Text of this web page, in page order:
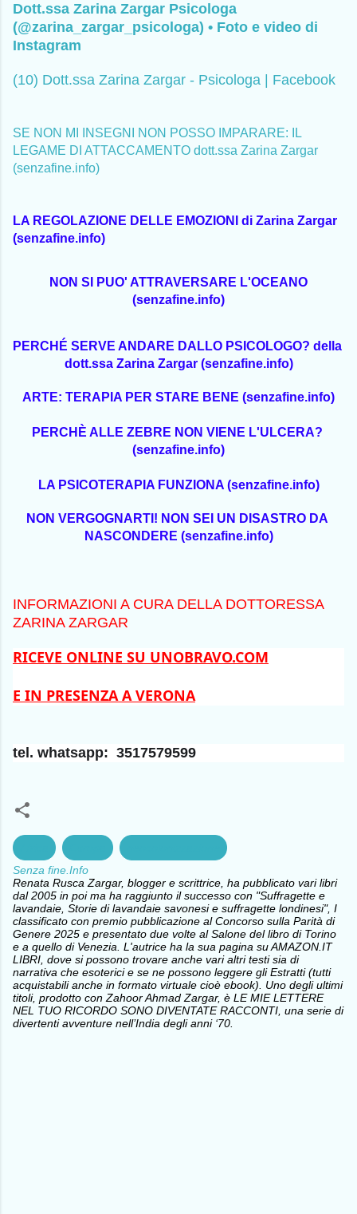
Dott.ssa Zarina Zargar Psicologa
(@zarina_zargar_psicologa) • Foto e video di
Instagram
(10) Dott.ssa Zarina Zargar - Psicologa | Facebook
SE NON MI INSEGNI NON POSSO IMPARARE: IL
LEGAME DI ATTACCAMENTO dott.ssa Zarina Zargar
(senzafine.info)
LA REGOLAZIONE DELLE EMOZIONI di Zarina Zargar
(senzafine.info)
NON SI PUO' ATTRAVERSARE L'OCEANO
(senzafine.info)
PERCHÉ SERVE ANDARE DALLO PSICOLOGO? della
dott.ssa Zarina Zargar (senzafine.info)
ARTE: TERAPIA PER STARE BENE (senzafine.info)
PERCHÈ ALLE ZEBRE NON VIENE L'ULCERA?
(senzafine.info)
LA PSICOTERAPIA FUNZIONA (senzafine.info)
NON VERGOGNARTI! NON SEI UN DISASTRO DA
NASCONDERE (senzafine.info)
INFORMAZIONI A CURA DELLA DOTTORESSA
ZARINA ZARGAR
RICEVE ONLINE SU UNOBRAVO.COM
E IN PRESENZA A VERONA
tel. whatsapp: 3517579599
Senza fine.Info
Renata Rusca Zargar, blogger e scrittrice, ha pubblicato vari libri
dal 2005 in poi ma ha raggiunto il successo con "Suffragette e
lavandaie, Storie di lavandaie savonesi e suffragette londinesi", I
classificato con premio pubblicazione al Concorso sulla Parità di
Genere 2025 e presentato due volte al Salone del libro di Torino
e a quello di Venezia. L'autrice ha la sua pagina su AMAZON.IT
LIBRI, dove si possono trovare anche vari altri testi sia di
narrativa che esoterici e se ne possono leggere gli Estratti (tutti
acquistabili anche in formato virtuale cioè ebook). Uno degli ultimi
titoli, prodotto con Zahoor Ahmad Zargar, è LE MIE LETTERE
NEL TUO RICORDO SONO DIVENTATE RACCONTI, una serie di
divertenti avventure nell’India degli anni ‘70.